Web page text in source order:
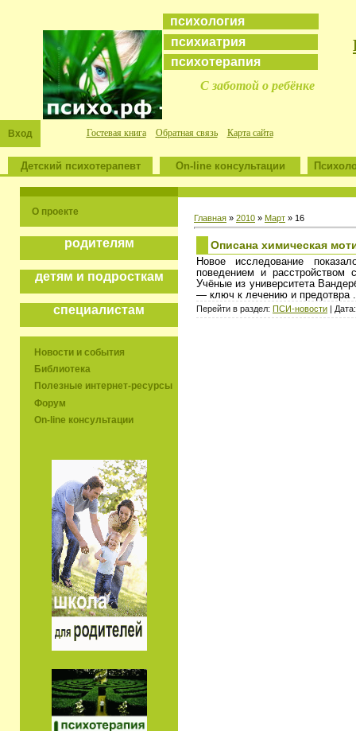
психология
психиатрия
психотерапия
С заботой о ребёнке
Вход Гостевая книга Обратная связь Карта сайта
Детский психотерапевт On-line консультации
О проекте
родителям
детям и подросткам
специалистам
Новости и события
Библиотека
Полезные интернет-ресурсы
Форум
On-line консультации
Главная » 2010 » Март » 16
Описана химическая
Новое исследование
поведением и расстройством
Учёные из университета
— ключ к лечению и предотвра
Перейти в раздел: ПСИ-новости |